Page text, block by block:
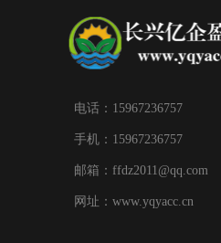
电话：15967236757
手机：15967236757
邮箱：ffdz2011@qq.com
网址：www.yqyacc.cn